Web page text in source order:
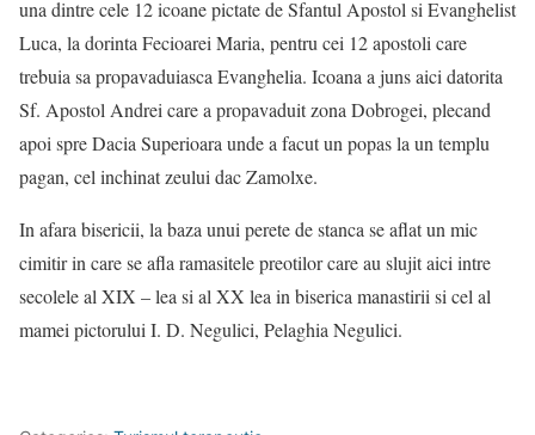
una dintre cele 12 icoane pictate de Sfantul Apostol si Evanghelist
Luca, la dorinta Fecioarei Maria, pentru cei 12 apostoli care
trebuia sa propavaduiasca Evanghelia. Icoana a juns aici datorita
Sf. Apostol Andrei care a propavaduit zona Dobrogei, plecand
apoi spre Dacia Superioara unde a facut un popas la un templu
pagan, cel inchinat zeului dac Zamolxe.
In afara bisericii, la baza unui perete de stanca se aflat un mic
cimitir in care se afla ramasitele preotilor care au slujit aici intre
secolele al XIX – lea si al XX lea in biserica manastirii si cel al
mamei pictorului I. D. Negulici, Pelaghia Negulici.